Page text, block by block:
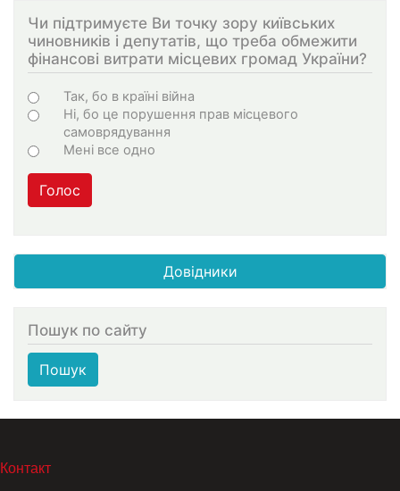
Чи підтримуєте Ви точку зору київських
чиновників і депутатів, що треба обмежити
фінансові витрати місцевих громад України?
Варіанти
Так, бо в країні війна
Ні, бо це порушення прав місцевого
самоврядування
Мені все одно
Голос
Довідники
Пошук по сайту
Пошук
МЕНЮ В ПОДВАЛЕ
Контакт